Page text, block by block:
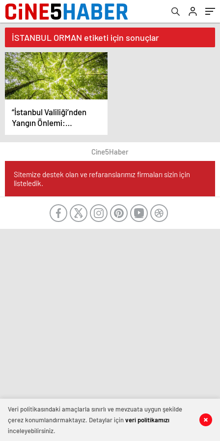
İSTANBUL ORMAN etiketi için sonuçlar
“İstanbul Valiliği’nden
Yangın Önlemi:
Ormanlara Giriş
Yasaklandı”
Cine5Haber
Sitemize destek olan ve refaranslarımız firmaları sizin için
listeledik.
Veri politikasındaki amaçlarla sınırlı ve mevzuata uygun şekilde
çerez konumlandırmaktayız. Detaylar içinveri politikamızı
inceleyebilirsiniz.